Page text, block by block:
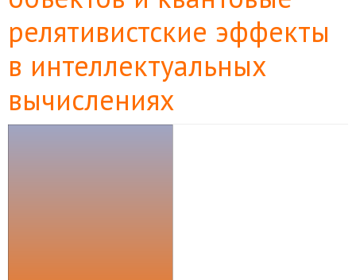
релятивистские эффекты
в интеллектуальных
вычислениях